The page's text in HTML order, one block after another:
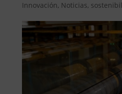
Innovación, Noticias,